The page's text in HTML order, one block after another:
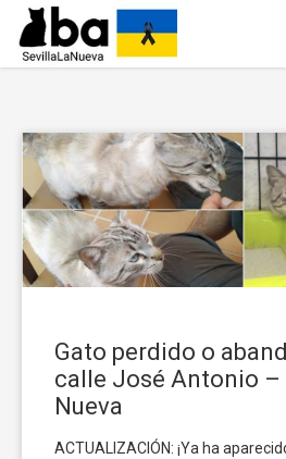
Gato perdido o
calle José Antonio –
Nueva
ACTUALIZACIÓN: ¡Ya ha